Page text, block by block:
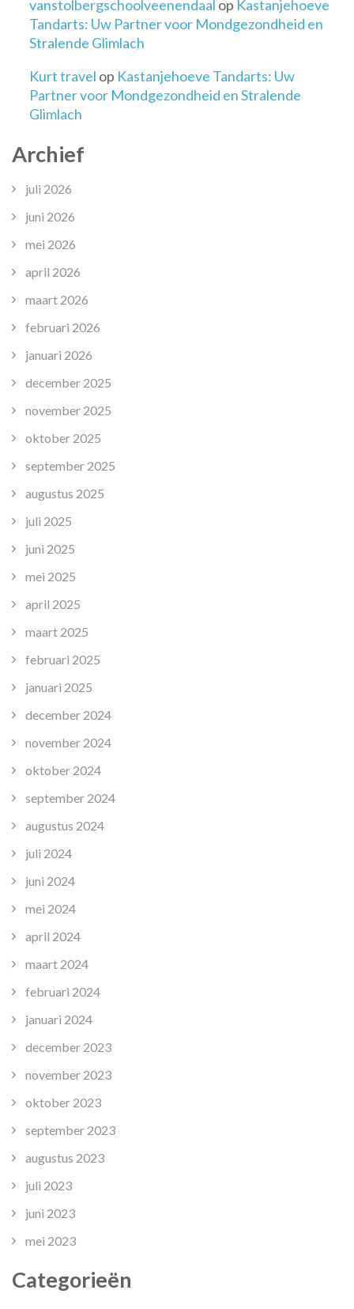
vanstolbergschoolveenendaal op Kastanjehoeve
Tandarts: Uw Partner voor Mondgezondheid en
Stralende Glimlach
Kurt travel op Kastanjehoeve Tandarts: Uw
Partner voor Mondgezondheid en Stralende
Glimlach
Archief
juli 2026
juni 2026
mei 2026
april 2026
maart 2026
februari 2026
januari 2026
december 2025
november 2025
oktober 2025
september 2025
augustus 2025
juli 2025
juni 2025
mei 2025
april 2025
maart 2025
februari 2025
januari 2025
december 2024
november 2024
oktober 2024
september 2024
augustus 2024
juli 2024
juni 2024
mei 2024
april 2024
maart 2024
februari 2024
januari 2024
december 2023
november 2023
oktober 2023
september 2023
augustus 2023
juli 2023
juni 2023
mei 2023
Categorieën